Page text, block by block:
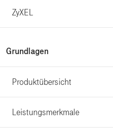
ZyXEL
Grundlagen
Produktübersicht
Leistungsmerkmale